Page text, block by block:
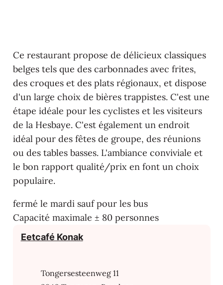
Ce restaurant propose de délicieux classiques
belges tels que des carbonnades avec frites,
des croques et des plats régionaux, et dispose
d'un large choix de bières trappistes. C'est une
étape idéale pour les cyclistes et les visiteurs
de la Hesbaye. C'est également un endroit
idéal pour des fêtes de groupe, des réunions
ou des tables basses. L'ambiance conviviale et
le bon rapport qualité/prix en font un choix
populaire.
fermé le mardi sauf pour les bus
Capacité maximale ± 80 personnes
Eetcafé Konak
AdresseTongersesteenweg 11